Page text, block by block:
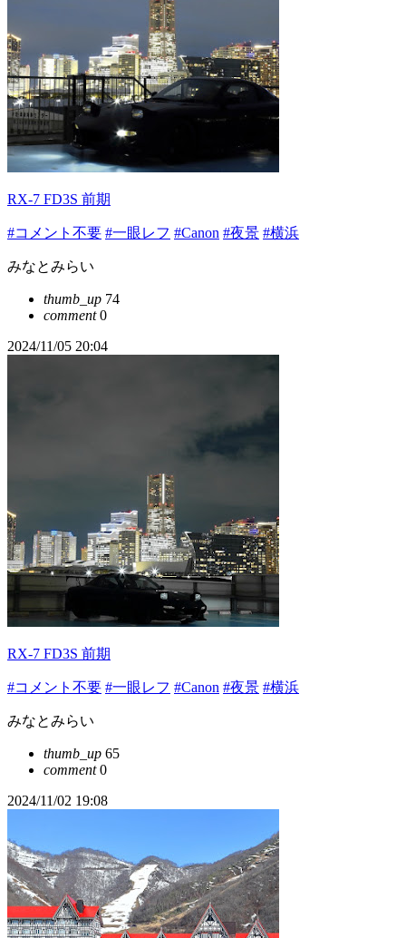
RX-7 FD3S 前期
#コメント不要 #一眼レフ #Canon #夜景 #横浜
みなとみらい
thumb_up 74
comment0
2024/11/05 20:04
RX-7 FD3S 前期
#コメント不要 #一眼レフ #Canon #夜景 #横浜
みなとみらい
thumb_up 65
comment0
2024/11/02 19:08